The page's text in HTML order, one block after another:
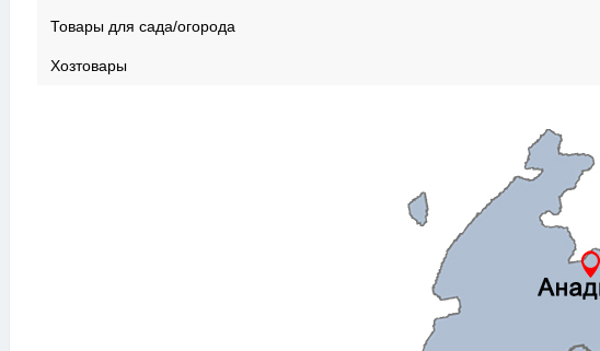
Товары для сада/огорода
Хозтовары